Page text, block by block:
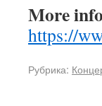
More
https://
Рубрика: